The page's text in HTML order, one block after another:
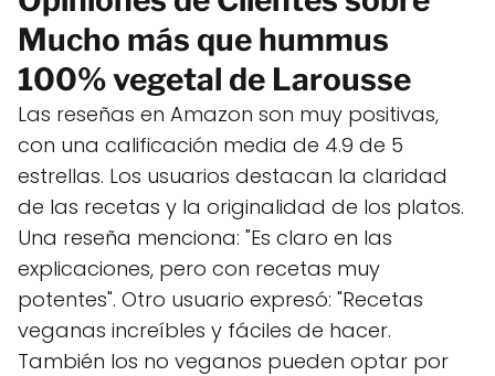
Mucho más que hummus
100% vegetal de Larousse
Las reseñas en Amazon son muy positivas,
con una calificación media de 4.9 de 5
estrellas. Los usuarios destacan la claridad
de las recetas y la originalidad de los platos.
Una reseña menciona: "Es claro en las
explicaciones, pero con recetas muy
potentes". Otro usuario expresó: "Recetas
veganas increíbles y fáciles de hacer.
También los no veganos pueden optar por